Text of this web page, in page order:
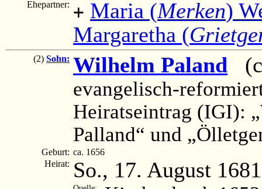
Ehepartner: + Maria (Merken)
Margaretha (
(2) Sohn: Wilhelm Paland
evangelisch-
Heiratseintrag (IGI):
Palland“ und
Geburt: ca. 1656
Heirat: So., 17. August 1681